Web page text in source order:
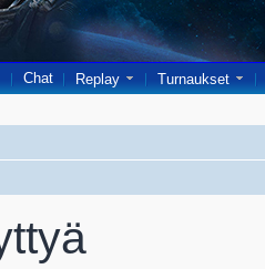
Chat Replay Turnaukset